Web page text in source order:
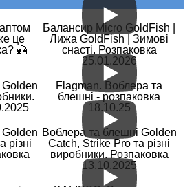
це
🎣
Балансир Micro GoldFish |
Лижа GoldFish | Зимові
снасті. Розпаковка
25.01.2026
Golden
Flagman. Воблера та
блешні - розпаковка
18.10.25
Golden
різні
Воблера та блешні Golden
Catch, Strike Pro та різні
виробники. Розпаковка
13.10.2025